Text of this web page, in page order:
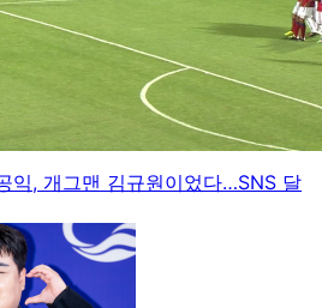
익, 개그맨 김규원이었다…SNS 달